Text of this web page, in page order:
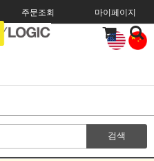
주문조회 마이페이지
검색